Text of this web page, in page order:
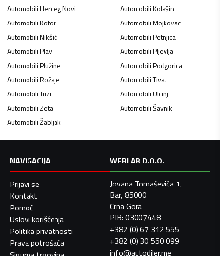
AutomobiliHerceg Novi AutomobiliKolašin
AutomobiliKotor AutomobiliMojkovac
AutomobiliNikšić AutomobiliPetnjica
AutomobiliPlav AutomobiliPljevlja
AutomobiliPlužine AutomobiliPodgorica
AutomobiliRožaje AutomobiliTivat
AutomobiliTuzi AutomobiliUlcinj
AutomobiliZeta AutomobiliŠavnik
AutomobiliŽabljak
NAVIGACIJA
Prijavi se
Kontakt
Pomoć
Uslovi korišćenja
Politika privatnosti
Prava potrošača
WEBLAB D.O.O.
Jovana Tomaševića 1,
Bar, 85000
Crna Gora
PIB: 03007448
+382 (0) 67 312 555
+382 (0) 30 550 099
info@autodiler.me